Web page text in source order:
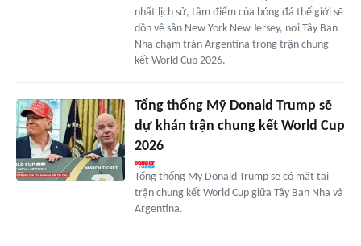
nhất lịch sử, tâm điểm của bóng đá thế giới sẽ
dồn về sân New York New Jersey, nơi Tây Ban
Nha chạm trán Argentina trong trận chung
kết World Cup 2026.
Tổng thống Mỹ Donald Trump sẽ
dự khán trận chung kết World Cup
2026
Tổng thống Mỹ Donald Trump sẽ có mặt tại
trận chung kết World Cup giữa Tây Ban Nha và
Argentina.